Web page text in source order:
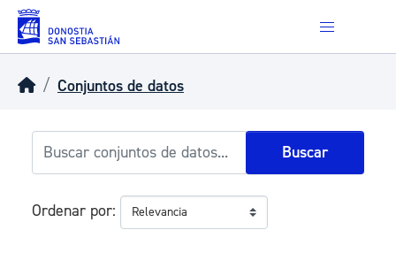
Skip to main content
Conjuntos de datos
Buscar
Ordenar por